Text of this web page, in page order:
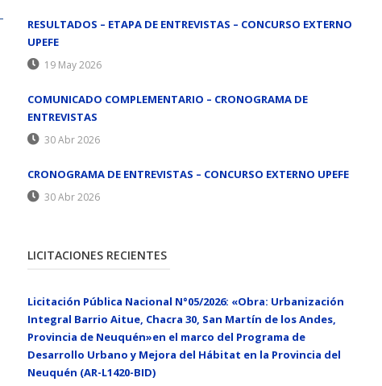
RESULTADOS – ETAPA DE ENTREVISTAS – CONCURSO EXTERNO
UPEFE
19 May 2026
COMUNICADO COMPLEMENTARIO – CRONOGRAMA DE
ENTREVISTAS
30 Abr 2026
CRONOGRAMA DE ENTREVISTAS – CONCURSO EXTERNO UPEFE
30 Abr 2026
LICITACIONES RECIENTES
Licitación Pública Nacional N°05/2026: «Obra: Urbanización
Integral Barrio Aitue, Chacra 30, San Martín de los Andes,
Provincia de Neuquén»en el marco del Programa de
Desarrollo Urbano y Mejora del Hábitat en la Provincia del
Neuquén (AR-L1420-BID)